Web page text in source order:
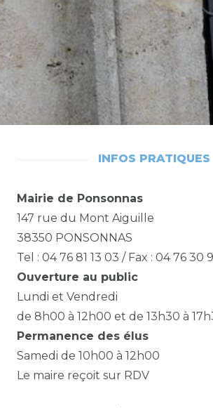
INFOS PRATIQUES
Mairie de Ponsonnas
147 rue du Mont Aiguille
38350 PONSONNAS
Tel : 04 76 81 13 03 / Fax : 04 76 30
Ouverture au public
Lundi et Vendredi
de 8h00 à 12h00 et de 13h30 à
Permanence des élus
Samedi de 10h00 à 12h00
Le maire reçoit sur RDV